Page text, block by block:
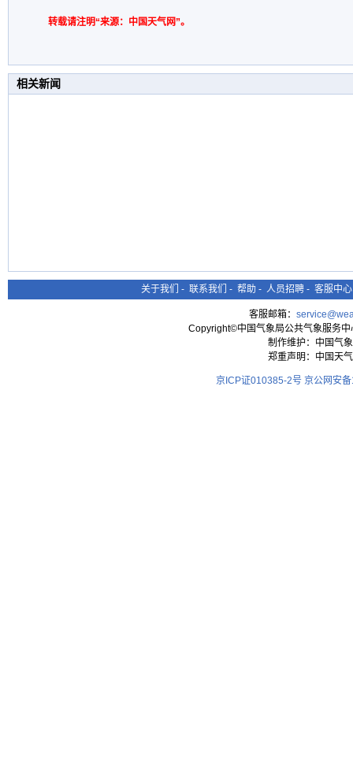
转载请注明“来源：中国天气网”。
相关新闻
关于我们 - 联系我们 - 帮助 - 人员招聘 - 客服中心
客服邮箱：
Copyright©中国气象局公共气象服务
制作维护：中国气
郑重声明：中国天
京ICP证010385-2号 京公网安